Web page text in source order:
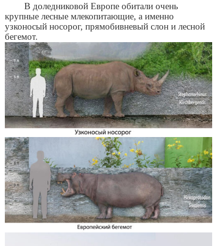
В доледниковой Европе обитали очень
крупные лесные млекопитающие, а именно
узконосый носорог, прямобивневый слон и лесной
бегемот.